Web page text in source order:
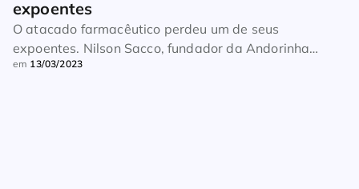
expoentes
O atacado farmacêutico perdeu um de seus
expoentes. Nilson Sacco, fundador da Andorinha
Distribuidora, faleceu neste domingo. O velório está
em 13/03/2023